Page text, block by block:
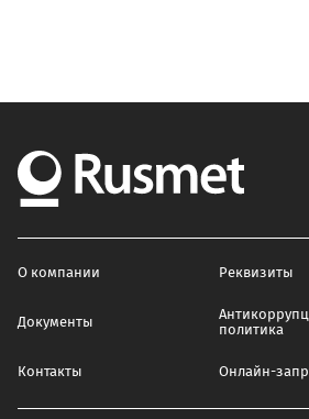
О компании Реквизиты
Документы
политика
Контакты Онлайн-